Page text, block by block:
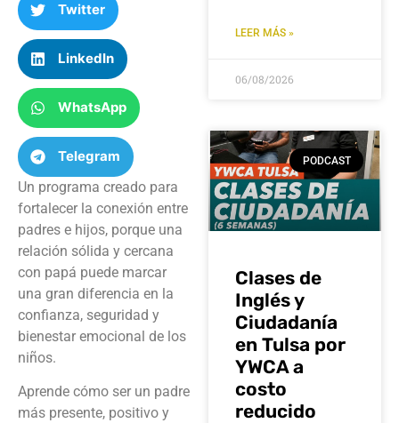
Twitter
LinkedIn
WhatsApp
Telegram
Un programa creado para
fortalecer la conexión entre
padres e hijos, porque una
relación sólida y cercana
con papá puede marcar
una gran diferencia en la
confianza, seguridad y
bienestar emocional de los
niños.
Aprende cómo ser un padre
más presente, positivo y
LEER MÁS »
06/08/2026
PODCAST
Clases de
Inglés y
Ciudadanía
en Tulsa por
YWCA a
costo
reducido